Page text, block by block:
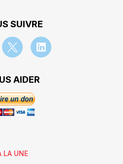
SUIVRE
AIDER
LA UNE